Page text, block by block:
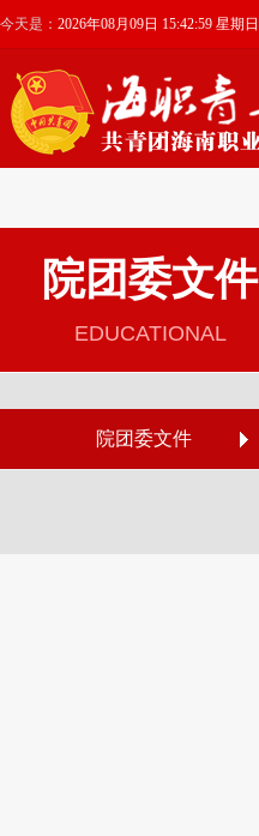
今天是： 2026年08月09日 15:43:00 星期日
院团委文件
EDUCATIONAL
院团委文件